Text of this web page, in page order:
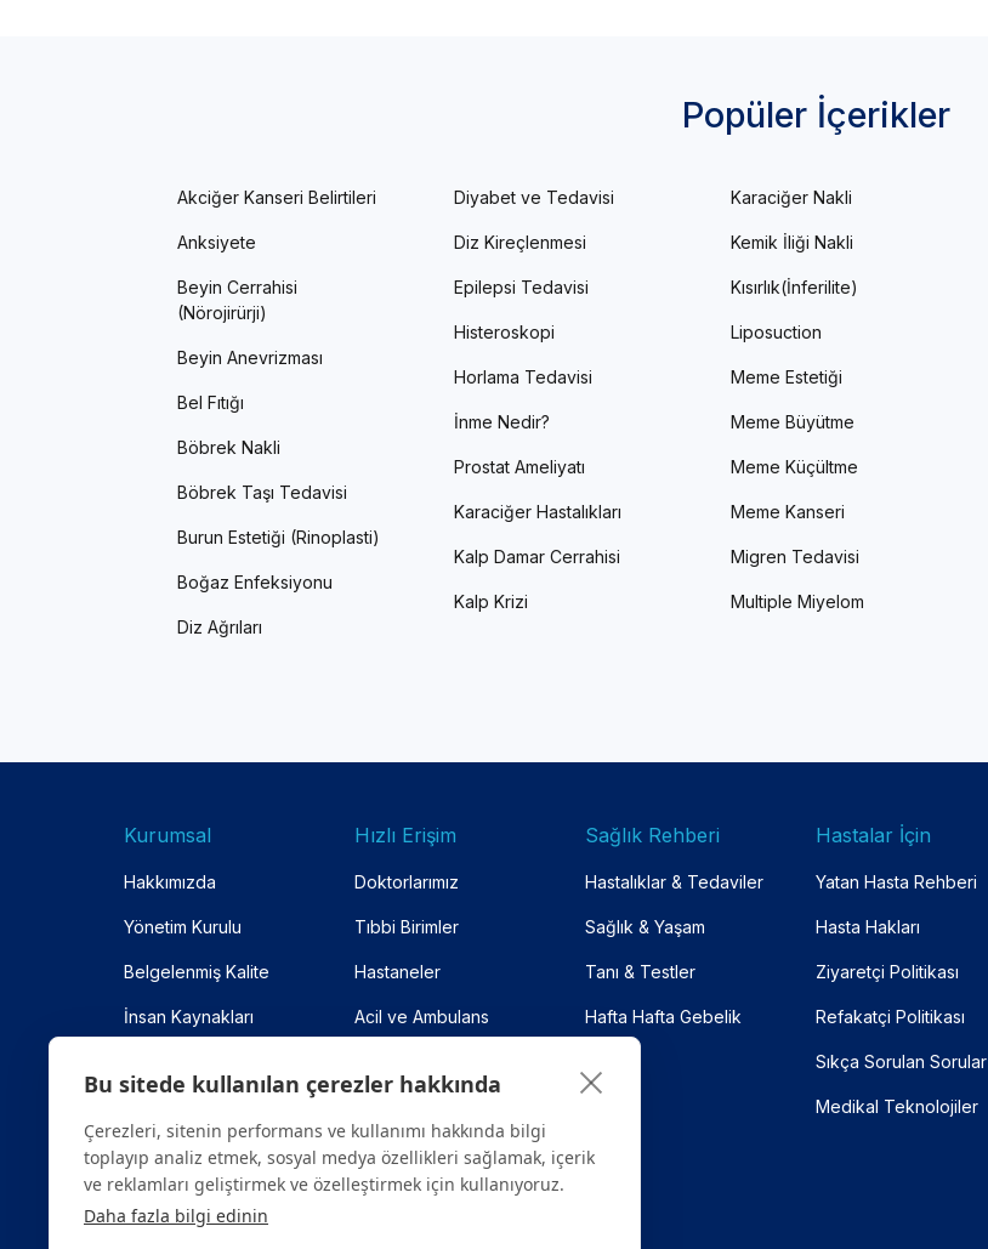
Popüler İçerikler
Akciğer Kanseri Belirtileri
Anksiyete
Beyin Cerrahisi
(Nörojirürji)
Beyin Anevrizması
Bel Fıtığı
Böbrek Nakli
Böbrek Taşı Tedavisi
Burun Estetiği (Rinoplasti)
Boğaz Enfeksiyonu
Diz Ağrıları
Diyabet ve Tedavisi
Diz Kireçlenmesi
Epilepsi Tedavisi
Histeroskopi
Horlama Tedavisi
İnme Nedir?
Prostat Ameliyatı
Karaciğer Hastalıkları
Kalp Damar Cerrahisi
Kalp Krizi
Karaciğer Nakli
Kemik İliği Nakli
Kısırlık(İnferilite)
Liposuction
Meme Estetiği
Meme Büyütme
Meme Küçültme
Meme Kanseri
Migren Tedavisi
Multiple Miyelom
Kurumsal
Hakkımızda
Yönetim Kurulu
Belgelenmiş Kalite
İnsan Kaynakları
Hızlı Erişim
Doktorlarımız
Tıbbi Birimler
Hastaneler
Acil ve Ambulans
Sağlık Rehberi
Hastalıklar & Tedaviler
Sağlık & Yaşam
Tanı & Testler
Hafta Hafta Gebelik
Hastalar İçin
Yatan Hasta Rehberi
Hasta Hakları
Ziyaretçi Politikası
Refakatçi Politikası
Sıkça Sorulan Sorular
Medikal Teknolojiler
Bu sitede kullanılan çerezler hakkında
Çerezleri, sitenin performans ve kullanımı hakkında bilgi
toplayıp analiz etmek, sosyal medya özellikleri sağlamak, içerik
ve reklamları geliştirmek ve özelleştirmek için kullanıyoruz.
Daha fazla bilgi edinin